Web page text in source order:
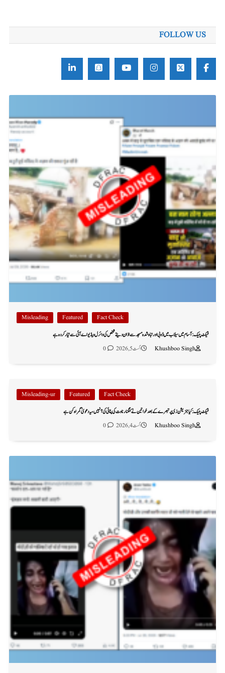
FOLLOW US
Fact Check
Featured
Misleading
فیکٹ چیک: آسام میں سیلاب میں ڈوبی اور تباہ شدہ مسجد سے اذان دیتے شخص کی وائرل ویڈیو اے آئی سے تیار کردہ ہے
Khushboo Singh
اگست 5, 2026 0
Fact Check
Featured
Misleading-ur
فیکٹ چیک: کیا جنریشن زی پر تبصرے کے بعد خواتین نے کنگنا رناوت کی پٹائی کی؟ نہیں، یہ دعویٰ گمراہ کن ہے
Khushboo Singh
اگست 4, 2026 0